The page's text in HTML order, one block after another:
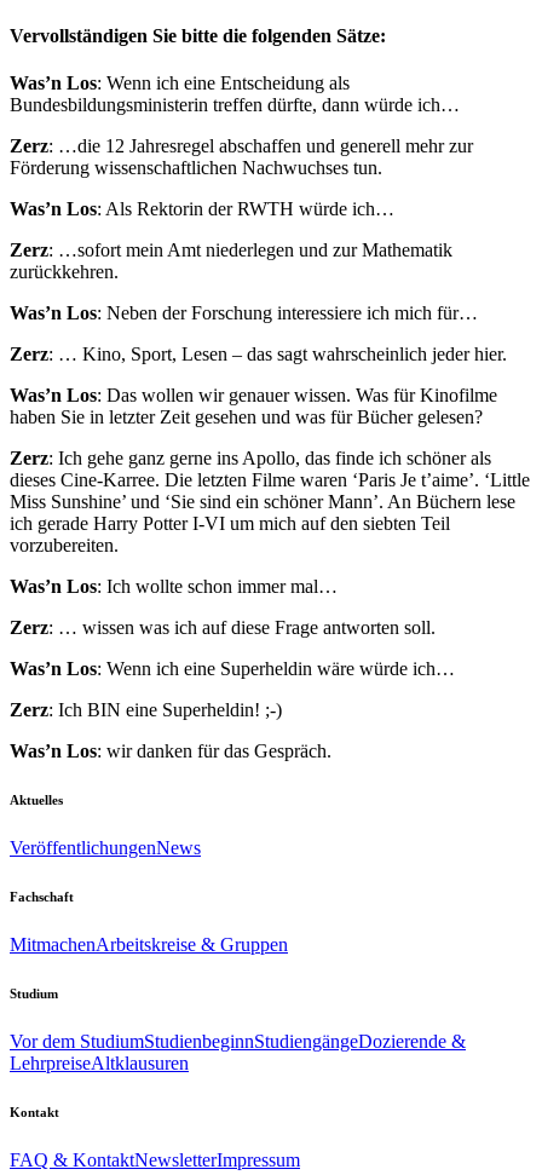
Vervollständigen Sie bitte die folgenden Sätze:
Was’n Los: Wenn ich eine Entscheidung als
Bundesbildungsministerin treffen dürfte, dann würde ich…
Zerz: …die 12 Jahresregel abschaffen und generell mehr zur
Förderung wissenschaftlichen Nachwuchses tun.
Was’n Los: Als Rektorin der RWTH würde ich…
Zerz: …sofort mein Amt niederlegen und zur Mathematik
zurückkehren.
Was’n Los: Neben der Forschung interessiere ich mich für…
Zerz: … Kino, Sport, Lesen – das sagt wahrscheinlich jeder hier.
Was’n Los: Das wollen wir genauer wissen. Was für Kinofilme
haben Sie in letzter Zeit gesehen und was für Bücher gelesen?
Zerz: Ich gehe ganz gerne ins Apollo, das finde ich schöner als
dieses Cine-Karree. Die letzten Filme waren ‘Paris Je t’aime’. ‘Little
Miss Sunshine’ und ‘Sie sind ein schöner Mann’. An Büchern lese
ich gerade Harry Potter I-VI um mich auf den siebten Teil
vorzubereiten.
Was’n Los: Ich wollte schon immer mal…
Zerz: … wissen was ich auf diese Frage antworten soll.
Was’n Los: Wenn ich eine Superheldin wäre würde ich…
Zerz: Ich BIN eine Superheldin! ;-)
Was’n Los: wir danken für das Gespräch.
Aktuelles
VeröffentlichungenNews
Fachschaft
MitmachenArbeitskreise & Gruppen
Studium
Vor dem StudiumStudienbeginnStudiengängeDozierende &
LehrpreiseAltklausuren
Kontakt
FAQ & KontaktNewsletterImpressum